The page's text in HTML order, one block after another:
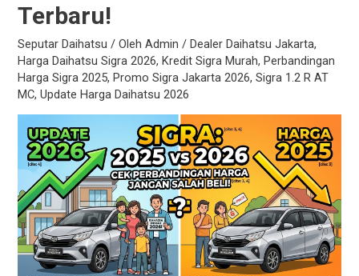
Terbaru!
Seputar Daihatsu / OlehAdmin /Dealer Daihatsu Jakarta,
Harga Daihatsu Sigra 2026,Kredit Sigra Murah,Perbandingan
Harga Sigra 2025,Promo Sigra Jakarta 2026,Sigra 1.2 R AT
MC,Update Harga Daihatsu 2026